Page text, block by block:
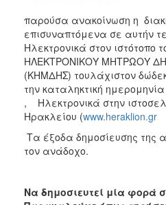
παρούσα ανακοίνωση η
επισυναπτόμενα σε αυτήν
Ηλεκτρονικά στον ιστότοπο
ΗΛΕΚΤΡΟΝΙΚΟΥ ΜΗΤΡΩΟΥ
(ΚΗΜΔΗΣ) τουλάχιστον
την καταληκτική
, Ηλεκτρονικά στην
Ηρακλείου (www.heraklion.gr
Τα έξοδα δημοσίευσης της
τον ανάδοχο.
Να δημοσιευτεί μία φορά